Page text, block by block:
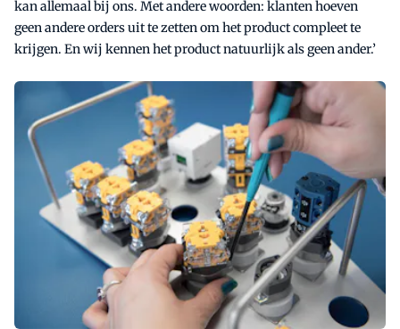
kan allemaal bij ons. Met andere woorden: klanten hoeven
geen andere orders uit te zetten om het product compleet te
krijgen. En wij kennen het product natuurlijk als geen ander.’